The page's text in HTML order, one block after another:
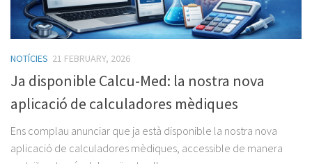
NOTÍCIES 21 FEBRUARY, 2026
Ja disponible Calcu-Med: la nostra nova
aplicació de calculadores mèdiques
Ens complau anunciar que ja està disponible la nostra nova
aplicació de calculadores mèdiques, accessible de manera